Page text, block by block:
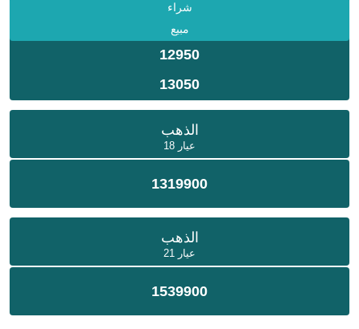
شراء
مبيع
12950
13050
الذهب
عيار 18
1319900
الذهب
عيار 21
1539900